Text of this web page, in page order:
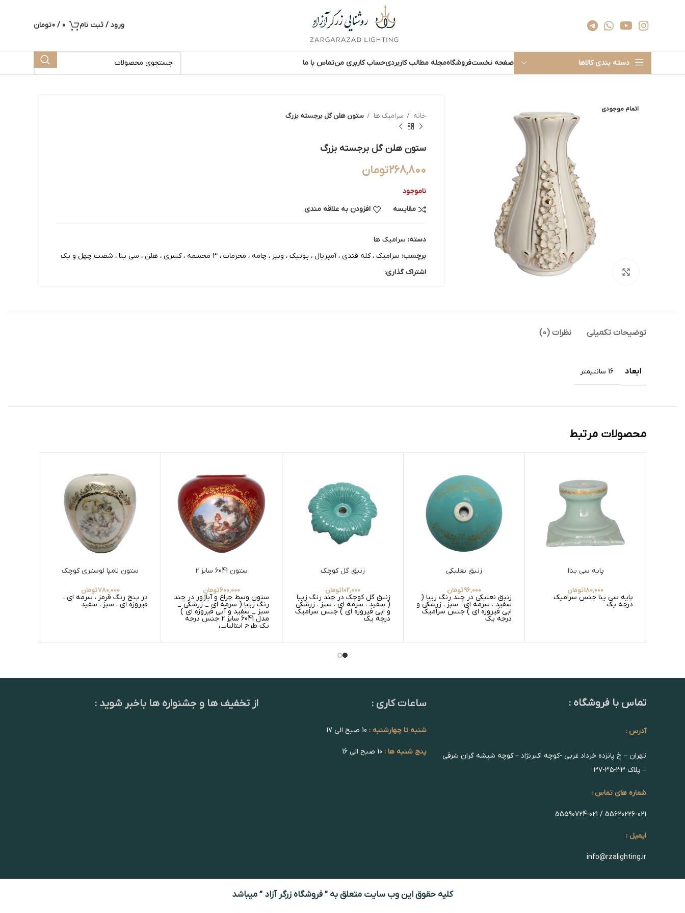
ورود / ثبت نام 0
/
0تومان
دسته بندی کالاها صفحه نخستفروشگاهمجله مطالب کاربردیحساب کاربری منتماس با ما
اتمام موجودی
خانه سرامیک ها ستون هلن گل برجسته بزرگ
ستون هلن گل برجسته بزرگ
268,800تومان
ناموجود
مقایسه
افزودن به علاقه مندی
دسته: سرامیک ها
برچسب: سرامیک ، کله قندی ، آمپریال ، پوتیک ، ونیز ، چامه ، محرمات ، 3 مجسمه ، کسری ، هلن ، سی ینا ، شصت چهل و یک
اشتراک گذاری:
توضیحات تکمیلی نظرات (0)
ابعاد 16 سانتیمتر
محصولات مرتبط
پایه سی ینا1
180,000تومان
پایه سی ینا جنس سرامیک
درجه یک
زنبق نعلبکی
96,000تومان
زنبق نعلبکی در چند رنگ زیبا (
سفید . سرمه ای . سبز . زرشکی و
ابی فیروزه ای ) جنس سرامیک
درجه یک
زنبق گل کوچک
102,000تومان
زنبق گل کوچک در چند رنگ زیبا
( سفید . سرمه ای . سبز . زرشکی
و ابی فیروزه ای ) جنس سرامیک
درجه یک
ستون 6041 سایز 2
600,000تومان
ستون وسط چراغ و آباژور در چند
رنگ زیبا ( سرمه ای _ زرشکی _
سبز _ سفید و آبی فیروزه ای )
مدل 6041 سایز 2 جنس درجه
یک طرح ایتالیایی
ستون لامپا لوستری کوچک
780,000تومان
در پنج رنگ قرمز ، سرمه ای ،
فیروزه ای ، سبز ، سفید
تماس با فروشگاه :
آدرس :
تهران – خ پانزده خرداد غربی -کوچه اکبرنژاد – کوچه شیشه گران شرقی
– پلاک ۳۳-۳۵-۳۷
شماره های تماس :
55620226-021 / 55590724-021
ایمیل :
info@rzalighting.ir
ساعات کاری :
شنبه تا چهارشنبه :
پنج شنبه ها :
از تخفیف ها و جشنواره ها باخبر شوید :
کلیه حقوق این وب سایت متعلق به ” فروشگاه زرگر آزاد ” میباشد